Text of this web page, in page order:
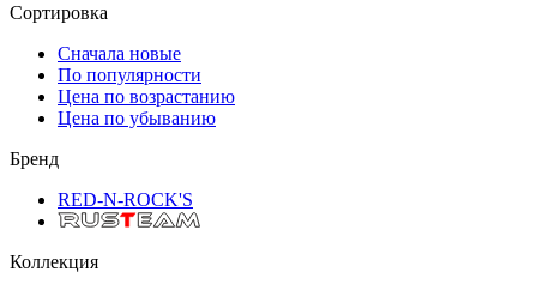
Сортировка
Сначала новые
По популярности
Цена по возрастанию
Цена по убыванию
Бренд
RED-N-ROCK'S
Коллекция